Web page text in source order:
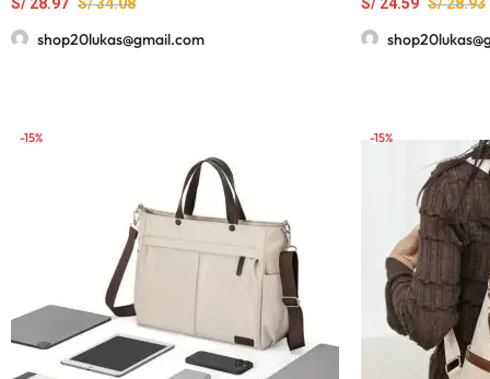
shop20lukas@gmail.com
-15% -15%